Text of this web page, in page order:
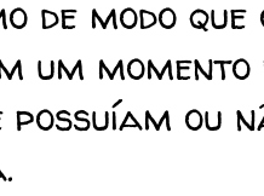
de modo
um
ou